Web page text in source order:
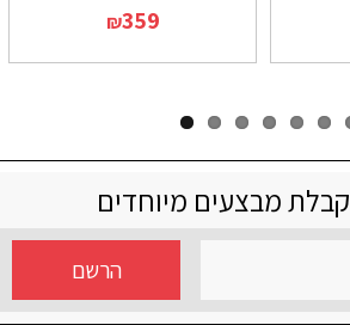
₪359
מבצעים מיוחדים
הרשם